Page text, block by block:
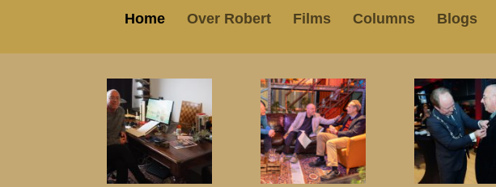
Home Over Robert Films Columns Blogs